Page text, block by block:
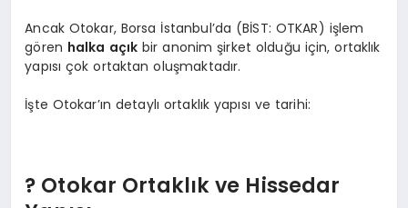
Ancak Otokar, Borsa İstanbul’da (BİST: OTKAR) işlem
gören halka açık bir anonim şirket olduğu için, ortaklık
yapısı çok ortaktan oluşmaktadır.
İşte Otokar’ın detaylı ortaklık yapısı ve tarihi:
? Otokar Ortaklık ve Hissedar